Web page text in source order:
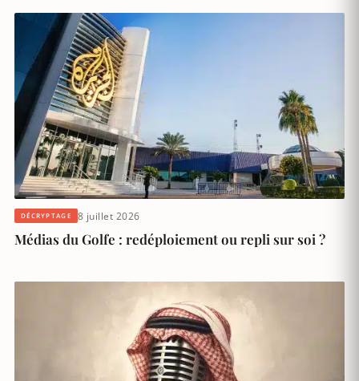
DÉCRYPTAGE 8 juillet 2026
Médias du Golfe : redéploiement ou repli sur soi ?